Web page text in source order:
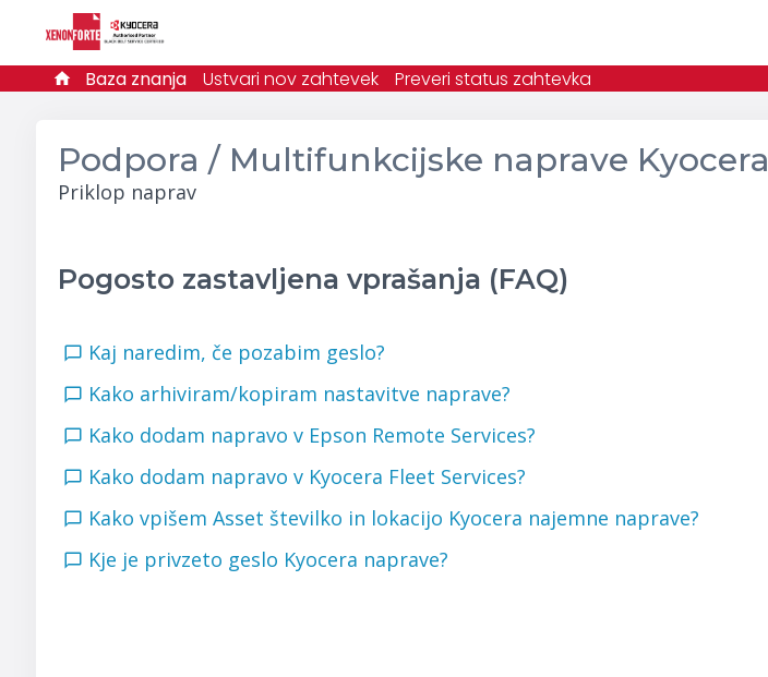
Baza znanja Ustvari nov zahtevek Preveri status zahtevka
Podpora / Multifunkcijske naprave Kyocera
Priklop naprav
Pogosto zastavljena vprašanja (FAQ)
Kaj naredim, če pozabim geslo?
Kako arhiviram/kopiram nastavitve naprave?
Kako dodam napravo v Epson Remote Services?
Kako dodam napravo v Kyocera Fleet Services?
Kako vpišem Asset številko in lokacijo Kyocera najemne naprave?
Kje je privzeto geslo Kyocera naprave?